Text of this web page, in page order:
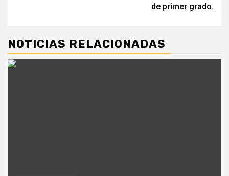
de primer grado.
NOTICIAS RELACIONADAS